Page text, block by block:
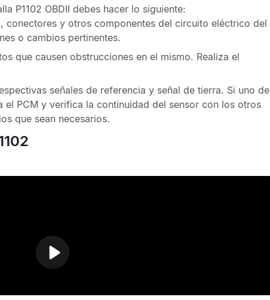
P1102 OBDII debes hacer lo siguiente:
conectores y otros componentes del circuito eléctrico del
o cambios pertinentes.
que causen obstrucciones en el mismo. Realiza el
señales de referencia y señal de tierra. Si uno de
el PCM y verifica la continuidad del sensor con los otros
que sean necesarios.